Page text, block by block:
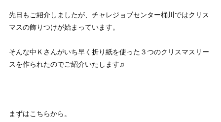
先日もご紹介しましたが、チャレジョブセンター桶川ではクリス
マスの飾りつけが始まっています。
そんな中Ｋさんがいち早く折り紙を使った３つのクリスマスリー
スを作られたのでご紹介いたします♫
まずはこちらから。